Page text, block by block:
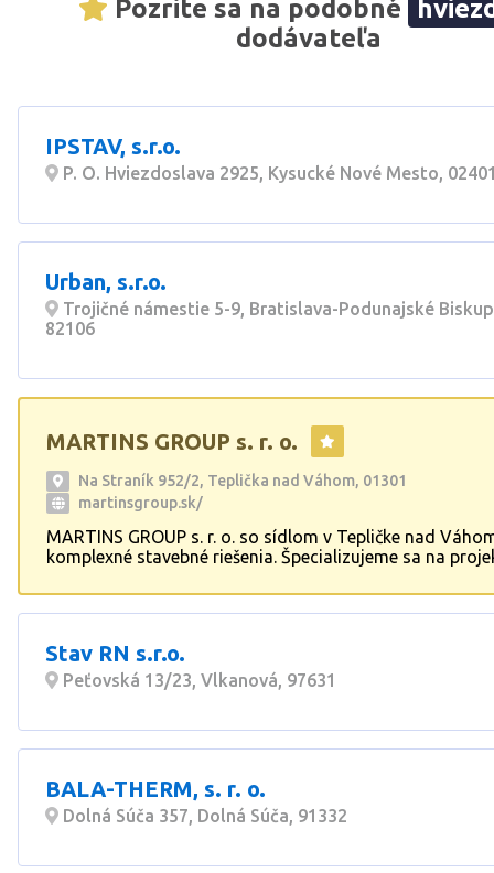
Pozrite sa na podobné
dodávateľa
IPSTAV, s.r.o.
P. O. Hviezdoslava 2925, Kysucké Nové Mesto,
Urban, s.r.o.
Trojičné námestie 5-9, Bratislava-Podunajské
82106
MARTINS GROUP s. r. o.
Na Straník 952/2, Teplička nad Váhom, 01301
martinsgroup.sk/
MARTINS GROUP s. r. o. so sídlom v Tepličke nad
komplexné stavebné riešenia. Špecializujeme sa na
domov a bytov. Naše služby zahŕňajú široké spektrum
prác pre interiér aj exteriér, čím zákazníkom
Stav RN s.r.o.
Peťovská 13/23, Vlkanová, 97631
BALA-THERM, s. r. o.
Dolná Súča 357, Dolná Súča, 91332